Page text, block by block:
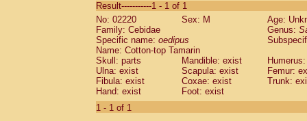
CebidaeSaguinus labiatus(0)
Cebidae Saguinus leucopus (0)
Cebidae
CebidaeSaguinus mystax
Cebidae Saguinus nigricollis (0)
Cebidae Saguinus oedipus
Cebidae Saguinus weddelli
Cebidae Saguinusspp.
Cebidae
Result-----------1 - 1 of 1
No: 02220
Sex: M
Age:
Family: Cebidae
Genus:
Specific name: oedipus
Name: Cotton-top Tamarin
Skull: parts
Mandible: exist
Ulna: exist
Scapula: exist
Femur:
Fibula: exist
Coxae: exist
Trunk:
Hand: exist
Foot: exist
1 - 1 of 1